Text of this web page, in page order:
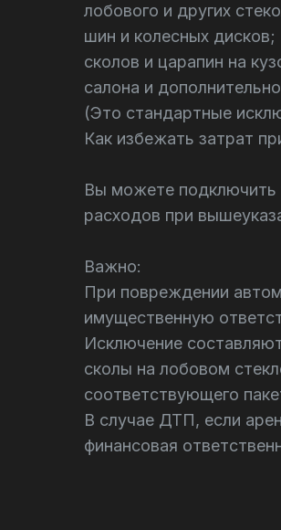
лобового и других
шин и колесных дисков;
сколов и царапин на
салона и
(Это стандартные
Как избежать затрат
Вы можете подключить
расходов при
Важно:
При повреждении
имущественную
Исключение
сколы на лобовом
соответствующего
В случае ДТП, если
финансовая